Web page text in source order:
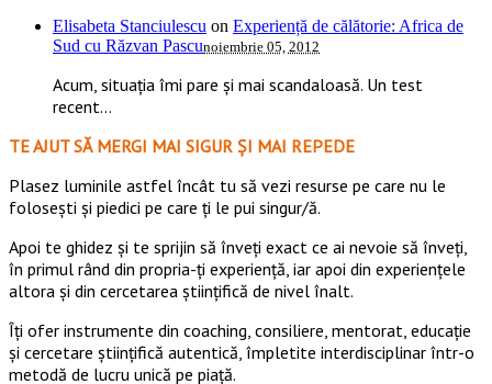
Elisabeta Stanciulescu on Experiență de călătorie: Africa de
Sud cu Răzvan Pascunoiembrie 05, 2012
Acum, situația îmi pare și mai scandaloasă. Un test
recent...
TE AJUT SĂ MERGI MAI SIGUR ȘI MAI REPEDE
​​Plasez luminile astfel încât tu să vezi resurse pe care nu le
folosești și piedici pe care ți le pui singur/ă.
Apoi te ghidez și te sprijin să înveți exact ce ai nevoie să înveți,
în primul rând din propria-ți experiență, iar apoi din experiențele
altora și din cercetarea științifică de nivel înalt.
Îți ofer instrumente din coaching, consiliere, mentorat, educație
și cercetare științifică autentică, împletite interdisciplinar într-o
metodă de lucru unică pe piață.